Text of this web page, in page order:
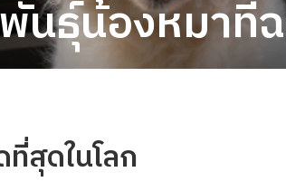
ธุ์น้องหมาที่
สุดในโลก